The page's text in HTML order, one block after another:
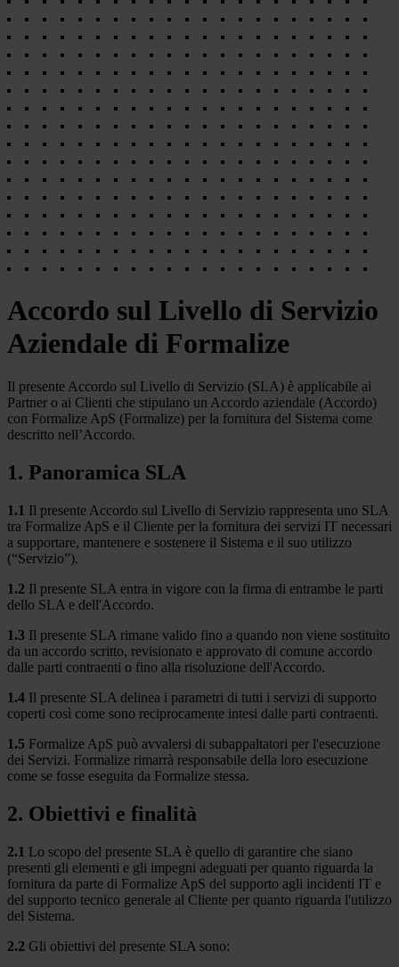
Accordo sul Livello di Servizio
Aziendale di Formalize
Il presente Accordo sul Livello di Servizio (SLA) è applicabile ai
Partner o ai Clienti che stipulano un Accordo aziendale (Accordo)
con Formalize ApS (Formalize) per la fornitura del Sistema come
descritto nell’Accordo.
1. Panoramica SLA
1.1 Il presente Accordo sul Livello di Servizio rappresenta uno SLA
tra Formalize ApS e il Cliente per la fornitura dei servizi IT necessari
a supportare, mantenere e sostenere il Sistema e il suo utilizzo
(“Servizio”).
1.2 Il presente SLA entra in vigore con la firma di entrambe le parti
dello SLA e dell'Accordo.
1.3 Il presente SLA rimane valido fino a quando non viene sostituito
da un accordo scritto, revisionato e approvato di comune accordo
dalle parti contraenti o fino alla risoluzione dell'Accordo.
1.4 Il presente SLA delinea i parametri di tutti i servizi di supporto
coperti così come sono reciprocamente intesi dalle parti contraenti.
1.5 Formalize ApS può avvalersi di subappaltatori per l'esecuzione
dei Servizi. Formalize rimarrà responsabile della loro esecuzione
come se fosse eseguita da Formalize stessa.
2. Obiettivi e finalità
2.1 Lo scopo del presente SLA è quello di garantire che siano
presenti gli elementi e gli impegni adeguati per quanto riguarda la
fornitura da parte di Formalize ApS del supporto agli incidenti IT e
del supporto tecnico generale al Cliente per quanto riguarda l'utilizzo
del Sistema.
2.2 Gli obiettivi del presente SLA sono: